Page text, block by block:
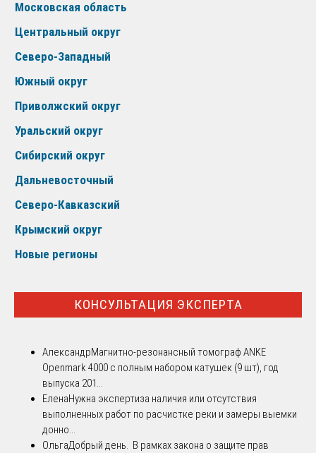
Московская область
Центральный округ
Северо-Западный
Южный округ
Приволжский округ
Уральский округ
Сибирский округ
Дальневосточный
Северо-Кавказский
Крымский округ
Новые регионы
КОНСУЛЬТАЦИЯ ЭКСПЕРТА
АлександрМагнитно-резонансный томограф ANKE
Openmark 4000 с полным набором катушек (9 шт), год
выпуска 201...
ЕленаНужна экспертиза наличия или отсутствия
выполненных работ по расчистке реки и замеры выемки
донно...
ОльгаДобрый день. В рамках закона о защите прав